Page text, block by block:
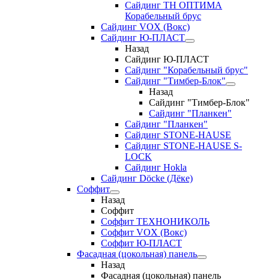
Сайдинг ТН ОПТИМА
Корабельный брус
Сайдинг VOX (Вокс)
Сайдинг Ю-ПЛАСТ
Назад
Сайдинг Ю-ПЛАСТ
Сайдинг "Корабельный брус"
Сайдинг "Тимбер-Блок"
Назад
Сайдинг "Тимбер-Блок"
Сайдинг "Планкен"
Сайдинг "Планкен"
Сайдинг STONE-HAUSE
Сайдинг STONE-HAUSE S-
LOCK
Сайдинг Hokla
Сайдинг Döcke (Дёке)
Соффит
Назад
Соффит
Соффит ТЕХНОНИКОЛЬ
Соффит VOX (Вокс)
Соффит Ю-ПЛАСТ
Фасадная (цокольная) панель
Назад
Фасадная (цокольная) панель